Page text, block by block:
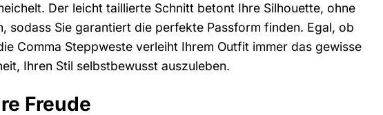
Der leicht taillierte Schnitt betont Ihre Silhouette, ohne
sodass Sie garantiert die perfekte Passform finden. Egal, ob
Comma Steppweste verleiht Ihrem Outfit immer das gewisse
Ihren Stil selbstbewusst auszuleben.
Freude